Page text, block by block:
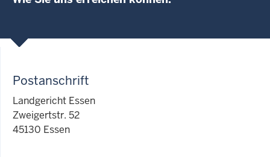
Postanschrift
Landgericht Essen
Zweigertstr. 52
45130 Essen